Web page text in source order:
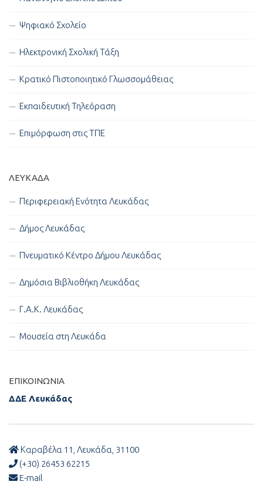
Ψηφιακό Σχολείο
Ηλεκτρονική Σχολική Τάξη
Κρατικό Πιστοποιητικό Γλωσσομάθειας
Εκπαιδευτική Τηλεόραση
Επιμόρφωση στις ΤΠΕ
ΛΕΥΚΑΔΑ
Περιφερειακή Ενότητα Λευκάδας
Δήμος Λευκάδας
Πνευματικό Κέντρο Δήμου Λευκάδας
Δημόσια Βιβλιοθήκη Λευκάδας
Γ.Α.Κ. Λευκάδας
Μουσεία στη Λευκάδα
ΕΠΙΚΟΙΝΩΝΊΑ
ΔΔΕ Λευκάδας
Καραβέλα 11, Λευκάδα, 31100
(+30) 26453 62215
E-mail